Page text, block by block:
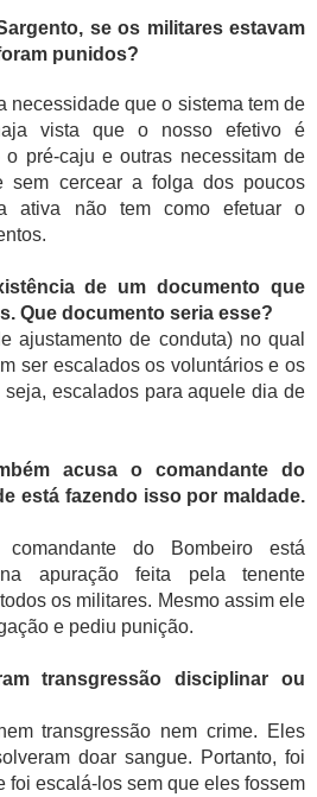
se os militares estavam
punidos?
necessidade que o sistema tem de
vista que o nosso efetivo é
pré-caju e outras necessitam de
sem cercear a folga dos poucos
ativa não tem como efetuar o
de um documento que
Que documento seria esse?
ajustamento de conduta) no qual
ser escalados os voluntários e os
escalados para aquele dia de
acusa o comandante do
está fazendo isso por maldade.
do Bombeiro está
apuração feita pela tenente
os militares. Mesmo assim ele
e pediu punição.
transgressão disciplinar ou
transgressão nem crime. Eles
doar sangue. Portanto, foi
foi escalá-los sem que eles fossem